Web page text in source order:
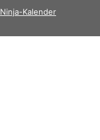
Ninja-Kalender